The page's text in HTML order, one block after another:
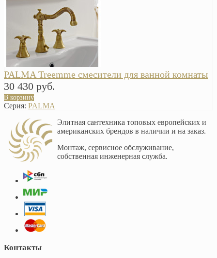
PALMA Treemme смесители для ванной комнаты
30 430 руб.
В корзину
Серия: PALMA
Элитная сантехника топовых европейских и
американских брендов в наличии и на заказ.
Монтаж, сервисное обслуживание,
собственная инженерная служба.
Контакты